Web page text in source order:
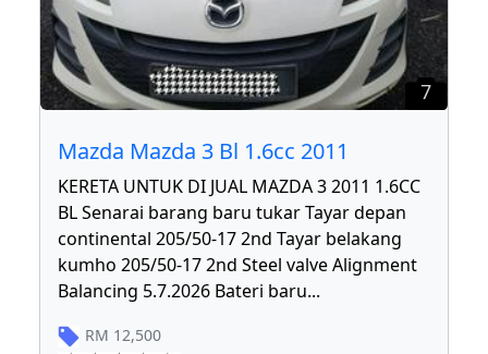
7
Mazda Mazda 3 Bl 1.6cc 2011
KERETA UNTUK DI JUAL MAZDA 3 2011 1.6CC
BL Senarai barang baru tukar Tayar depan
continental 205/50-17 2nd Tayar belakang
kumho 205/50-17 2nd Steel valve Alignment
Balancing 5.7.2026 Bateri baru...
RM 12,500